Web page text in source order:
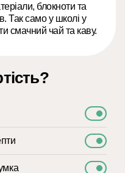
блокноти та
Так само у школі у
смачний чай та каву.